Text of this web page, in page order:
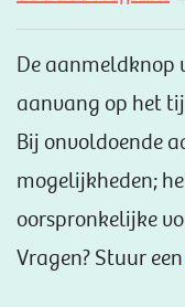
De aanmeldknop
aanvang op het
Bij onvoldoende
mogelijkheden;
oorspronkelijke
Vragen? Stuur een